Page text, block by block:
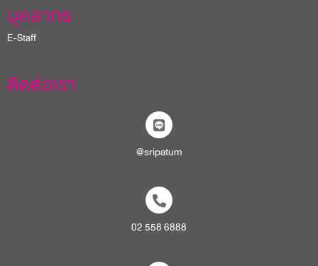
บุคลากร
E-Staff
ติดต่อเรา
@sripatum
02 558 6888